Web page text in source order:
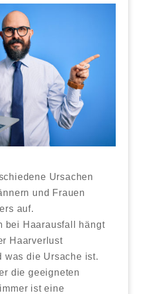
Ursachen
und Frauen
auf.
bei Haarausfall hängt
Haarverlust
was die Ursache ist.
die geeigneten
ist eine